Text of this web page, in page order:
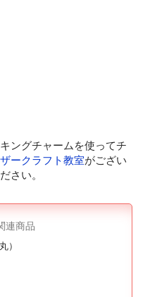
ングチャームを使ってチ
ークラフト教室がござい
さい。
連商品
）